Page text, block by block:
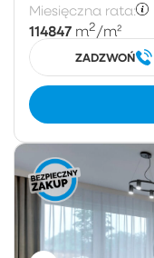
Miesięczna rata:
114847 m2/m²
ZADZWOŃ